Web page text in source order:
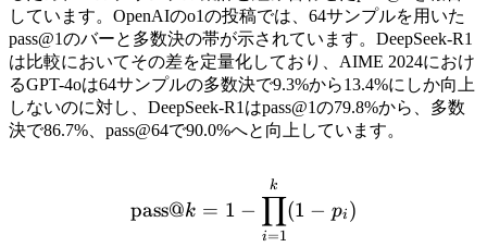
しています。OpenAIのo1の投稿では、64サンプルを用いた
pass@1のバーと多数決の帯が示されています。DeepSeek-R1
は比較においてその差を定量化しており、AIME 2024におけ
るGPT-4oは64サンプルの多数決で9.3%から13.4%にしか向上
しないのに対し、DeepSeek-R1はpass@1の79.8%から、多数
決で86.7%、pass@64で90.0%へと向上しています。
\mathrm{pass@}k = 1
pass@k = 1 −
i=1
∏
k
(1 − pi )